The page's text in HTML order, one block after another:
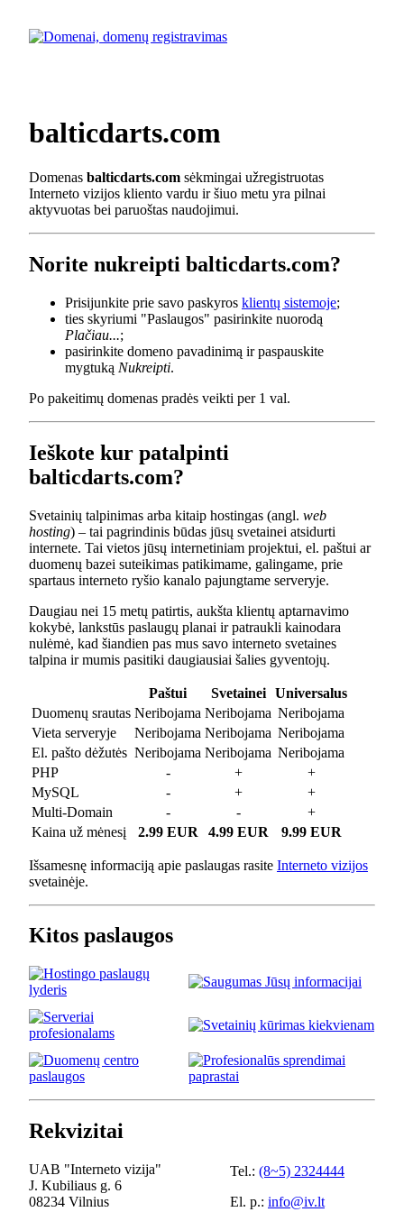
balticdarts.com
Domenas balticdarts.com sėkmingai užregistruotas
Interneto vizijos kliento vardu ir šiuo metu yra pilnai
aktyvuotas bei paruoštas naudojimui.
Norite nukreipti balticdarts.com?
Prisijunkite prie savo paskyros klientų sistemoje;
ties skyriumi "Paslaugos" pasirinkite nuorodą
Plačiau...;
pasirinkite domeno pavadinimą ir paspauskite
mygtuką Nukreipti.
Po pakeitimų domenas pradės veikti per 1 val.
Ieškote kur patalpinti
balticdarts.com?
Svetainių talpinimas arba kitaip hostingas (angl. web
hosting) – tai pagrindinis būdas jūsų svetainei atsidurti
internete. Tai vietos jūsų internetiniam projektui, el. paštui ar
duomenų bazei suteikimas patikimame, galingame, prie
spartaus interneto ryšio kanalo pajungtame serveryje.
Daugiau nei 15 metų patirtis, aukšta klientų aptarnavimo
kokybė, lankstūs paslaugų planai ir patraukli kainodara
nulėmė, kad šiandien pas mus savo interneto svetaines
talpina ir mumis pasitiki daugiausiai šalies gyventojų.
Paštui Svetainei
Universalus
Duomenų srautas Neribojama Neribojama Neribojama
Vieta serveryje
Neribojama Neribojama Neribojama
El. pašto dėžutės Neribojama Neribojama Neribojama
PHP
- +
+
MySQL
- +
+
Multi-Domain
- -
+
Kaina už mėnesį
2.99 EUR 4.99 EUR 9.99 EUR
Išsamesnę informaciją apie paslaugas rasite Interneto vizijos
svetainėje.
Kitos paslaugos
Rekvizitai
UAB "Interneto vizija"
J. Kubiliaus g. 6
08234 Vilnius
Tel.: (8~5) 2324444
El. p.: info@iv.lt